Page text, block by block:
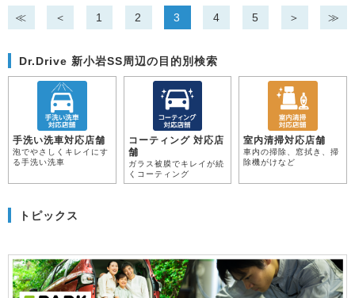
≪ ＜ 1 2 3 4 5 ＞ ≫
Dr.Drive 新小岩SS周辺の目的別検索
手洗い洗車対応店舗
泡でやさしくキレイにす
る手洗い洗車
コーティング 対応店
舗
ガラス被膜でキレイが続
くコーティング
室内清掃対応店舗
車内の掃除、窓拭き、掃
除機がけなど
トピックス